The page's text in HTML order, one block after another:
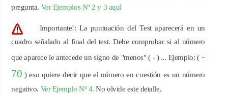
pregunta. Ver Ejemplos Nº 2 y 3 aquí
Importante!:La puntuación del Test aparecerá en un
cuadro señalado al final del test. Debe comprobar si al número
que aparece le antecede un signo de "menos" (-) ... Ejemplo: ( -
70 ) eso quiere decir que el número en cuestión es un número
negativo. Ver Ejemplo Nº 4.No olvide este detalle.